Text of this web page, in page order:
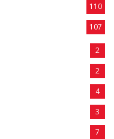
110
107
2
2
4
3
7